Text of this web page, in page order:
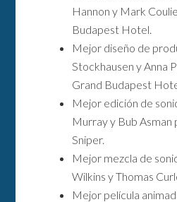
Hannon y Mark
Budapest Hotel.
Mejor diseño de
Stockhausen y Anna
Grand Budapest
Mejor edición de
Murray y Bub Asman
Sniper.
Mejor mezcla de
Wilkins y Thomas
Mejor película